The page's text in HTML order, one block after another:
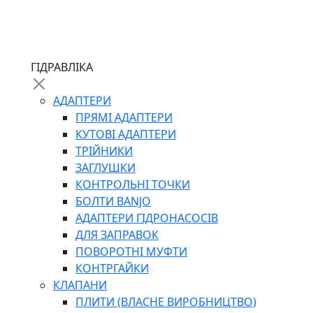
СИЛОВІ
ДРОТЯНІ
ПРУЖИННІ
НЕЙЛОНОВІ
ПРОРЕЗИНЕНІ
АВТОТОВАРИ
АВТОХІМІЯ
ДОМКРАТИ
ГІДРАВЛІКА
АДАПТЕРИ
ПРЯМІ АДАПТЕРИ
КУТОВІ АДАПТЕРИ
ТРІЙНИКИ
ЗАГЛУШКИ
КОНТРОЛЬНІ ТОЧКИ
БОЛТИ BANJO
АДАПТЕРИ ГІДРОНАСОСІВ
ДЛЯ ЗАПРАВОК
ПОВОРОТНІ МУФТИ
КОНТРГАЙКИ
КЛАПАНИ
ПЛИТИ (ВЛАСНЕ ВИРОБНИЦТВО)